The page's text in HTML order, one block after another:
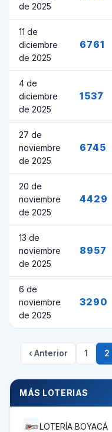
de 2025
11 de
diciembre
de 2025
6761
4 de
diciembre
de 2025
1537
27 de
noviembre
de 2025
6745
20 de
noviembre
de 2025
4429
13 de
noviembre
de 2025
8957
6 de
noviembre
de 2025
3290
‹ Anterior 1 2
MÁS LOTERIAS
LOTERÍA BOYACÁ